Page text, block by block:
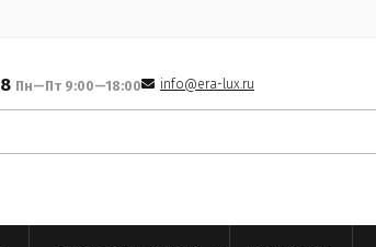
Пн—Пт 9:00—18:00 info@era-lux.ru